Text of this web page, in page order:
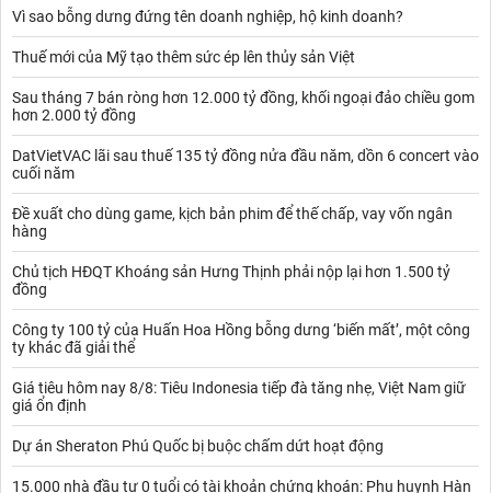
Vì sao bỗng dưng đứng tên doanh nghiệp, hộ kinh doanh?
Thuế mới của Mỹ tạo thêm sức ép lên thủy sản Việt
Sau tháng 7 bán ròng hơn 12.000 tỷ đồng, khối ngoại đảo chiều gom
hơn 2.000 tỷ đồng
DatVietVAC lãi sau thuế 135 tỷ đồng nửa đầu năm, dồn 6 concert vào
cuối năm
Đề xuất cho dùng game, kịch bản phim để thế chấp, vay vốn ngân
hàng
Chủ tịch HĐQT Khoáng sản Hưng Thịnh phải nộp lại hơn 1.500 tỷ
đồng
Công ty 100 tỷ của Huấn Hoa Hồng bỗng dưng ‘biến mất’, một công
ty khác đã giải thể
Giá tiêu hôm nay 8/8: Tiêu Indonesia tiếp đà tăng nhẹ, Việt Nam giữ
giá ổn định
Dự án Sheraton Phú Quốc bị buộc chấm dứt hoạt động
15.000 nhà đầu tư 0 tuổi có tài khoản chứng khoán: Phụ huynh Hàn